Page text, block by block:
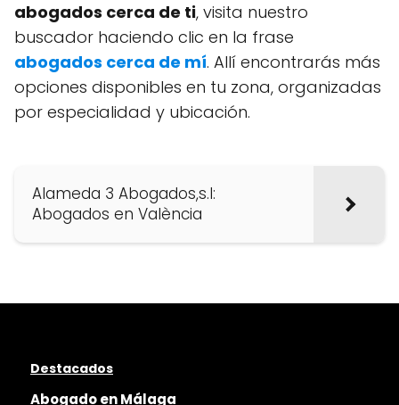
abogados cerca de ti, visita nuestro
buscador haciendo clic en la frase
abogados cerca de mí. Allí encontrarás más
opciones disponibles en tu zona, organizadas
por especialidad y ubicación.
Alameda 3 Abogados,s.l:
Abogados en València
Destacados
Abogado en Málaga